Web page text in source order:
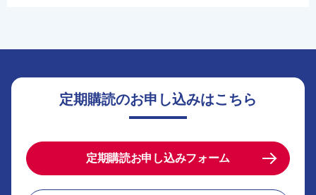
定期購読のお申し込みはこちら
定期購読お申し込みフォーム